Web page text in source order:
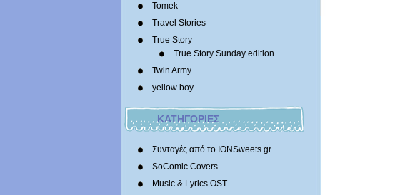
Tomek
Travel Stories
True Story
True Story Sunday edition
Twin Army
yellow boy
ΚΑΤΗΓΟΡΙΕΣ
Συνταγές από το IONSweets.gr
SoComic Covers
Music & Lyrics OST